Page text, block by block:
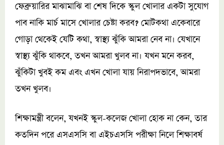
ফেব্রুয়ারির মাঝামাঝি বা শেষ দিকে স্কুল খোলার একটা সুযোগ
পাব নাকি মার্চ মাসে খোলার চেষ্টা করব? মোটকথা একেবারে
গোড়া থেকেই যেটি কথা, স্বাস্থ্য ঝুঁকি আমরা নেব না। যেখানে
স্বাস্থ্য ঝুঁকি থাকবে, তখন আমরা খুলব না। যখন মনে করব,
ঝুঁকিটা খুবই কম এবং এখন খোলা যায় নিরাপদভাবে, আমরা
তখন খুলব।
শিক্ষামন্ত্রী বলেন, যখনই স্কুল-কলেজ খোলা হোক না কেন, তার
কতদিন পরে এসএসসি বা এইচএসসি পরীক্ষা নিলে শিক্ষাবর্ষ